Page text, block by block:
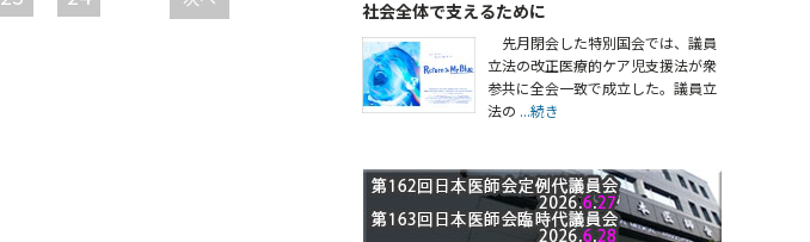
社会全体で支えるために
先月閉会した特別国会では、議員
立法の改正医療的ケア児支援法が衆
参共に全会一致で成立した。議員立
法の ...続き